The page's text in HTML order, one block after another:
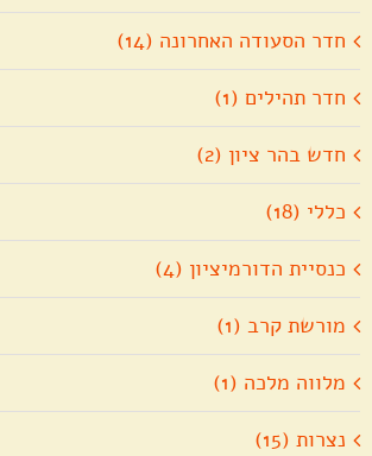
חדר הסעודה האחרונה (14)
חדר תהילים (1)
חדש בהר ציון (2)
כללי (18)
כנסיית הדורמיציון (4)
מורשת קרב (1)
מלווה מלכה (1)
נצרות (15)